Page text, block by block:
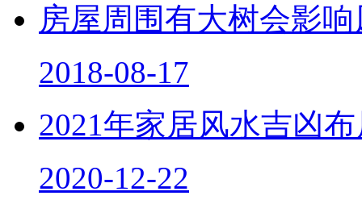
房屋周围有大树会影
2018-08-17
2021年家居风水吉凶
2020-12-22